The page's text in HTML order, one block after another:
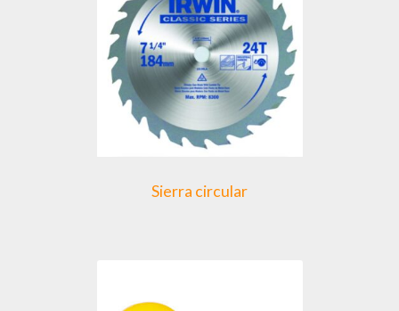
Sierra circular